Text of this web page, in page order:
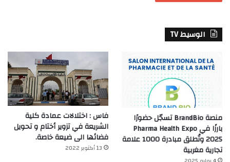
الوسيط TV
منصة BrandBio تسجّل حضورًا
بارزًا في Pharma Health Expo
2025 وتُطلق مبادرة 1000 علامة
تجارية مغربية
فاس : اختلالات عمادة كلية
الشريعة في تزوير أختام و تحويل
فضائها الى ضيعة خاصة.
13 أكتوبر 2022